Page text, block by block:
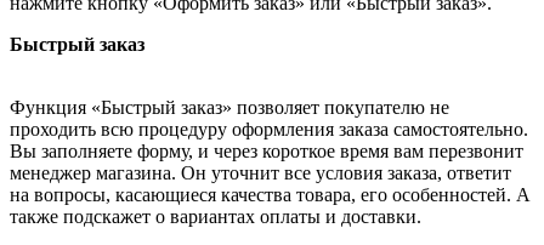
Быстрый заказ
Функция «Быстрый заказ» позволяет покупателю не
проходить всю процедуру оформления заказа самостоятельно.
Вы заполняете форму, и через короткое время вам перезвонит
менеджер магазина. Он уточнит все условия заказа, ответит
на вопросы, касающиеся качества товара, его особенностей. А
также подскажет о вариантах оплаты и доставки.